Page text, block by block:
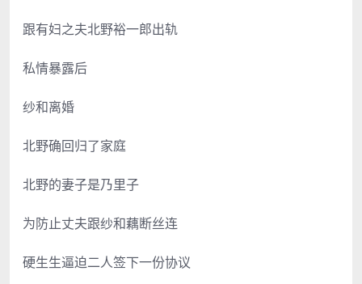
跟有妇之夫北野裕一郎出轨
私情暴露后
纱和离婚
北野确回归了家庭
北野的妻子是乃里子
为防止丈夫跟纱和藕断丝连
硬生生逼迫二人签下一份协议